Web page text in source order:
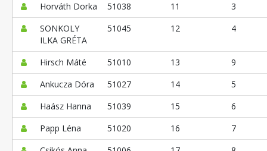
Horváth Dorka 51038 11
3
SONKOLY
ILKA GRÉTA
51045 12 4
Hirsch Máté 51010 13
9
Ankucza Dóra
51027 14
5
Haász Hanna
51039 15
6
Papp Léna
51020 16
7